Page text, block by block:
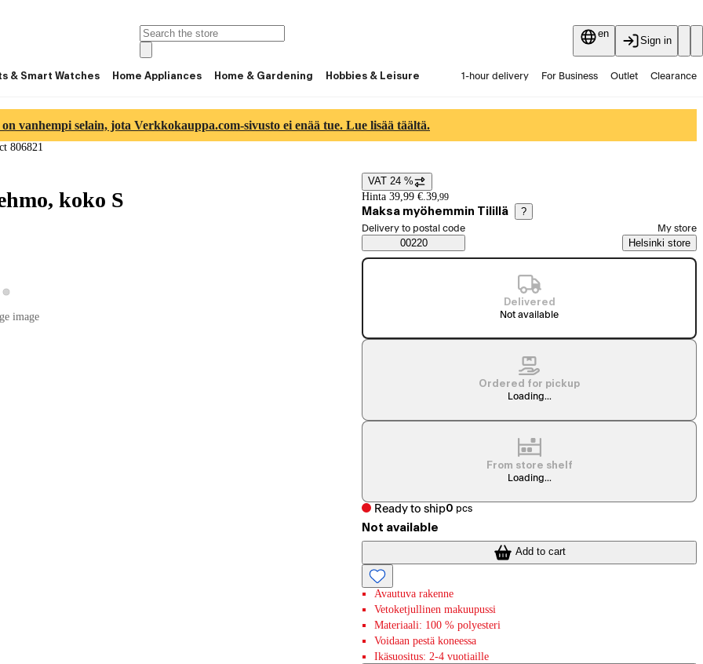
en
Sign in
& Smart Watches Home Appliances Home & Gardening Hobbies & Leisure 1-hour delivery For Business Outlet Clearance
on vanhempi selain, jota Verkkokauppa.com-sivusto ei enää tue. Lue lisää täältä.
806821
koko S
product image 1
View product image 2
image
Price details
VAT 24 %
Hinta 39,99 €.39,99
Maksa myöhemmin Tilillä ?
Saatavuustiedot
Select order method
Delivery to postal code
00220
My store
Helsinki store
Delivered
Not available
Ordered for pickup
Loading...
From store shelf
Loading...
Ready to ship0 pcs
Not available
Add to cart
Avautuva rakenne
Vetoketjullinen makuupussi
Materiaali: 100 % polyesteri
Voidaan pestä koneessa
Ikäsuositus: 2-4 vuotiaille